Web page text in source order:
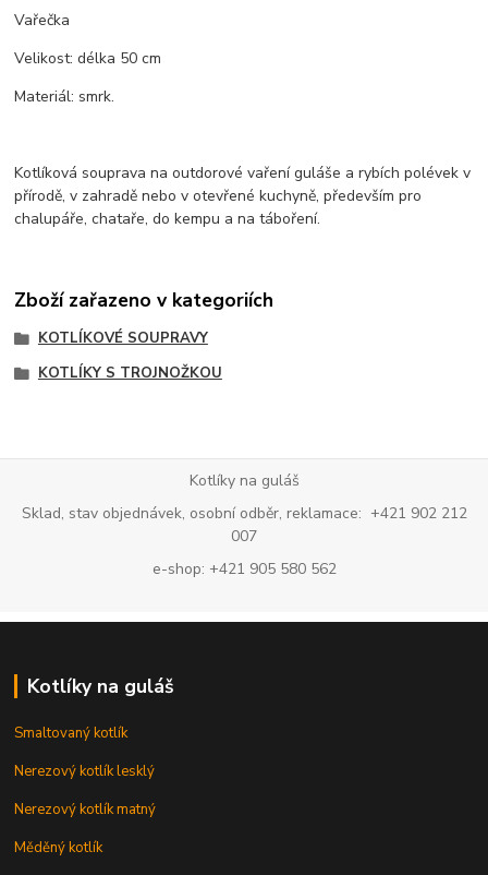
Vařečka
Velikost: délka 50 cm
Materiál: smrk.
Kotlíková souprava na outdorové vaření guláše a rybích polévek v
přírodě, v zahradě nebo v otevřené kuchyně, především pro
chalupáře, chataře, do kempu a na táboření.
Zboží zařazeno v kategoriích
KOTLÍKOVÉ SOUPRAVY
KOTLÍKY S TROJNOŽKOU
Kotlíky na guláš
Sklad, stav objednávek, osobní odběr, reklamace: +421 902 212
007
e-shop: +421 905 580 562
Kotlíky na guláš
Smaltovaný kotlík
Nerezový kotlík lesklý
Nerezový kotlík matný
Měděný kotlík